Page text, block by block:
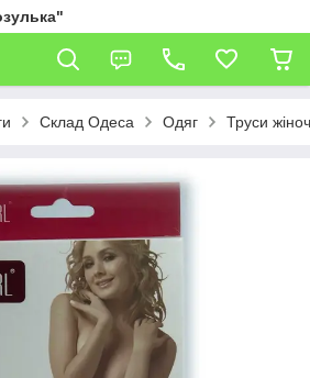
Склад Одеса Одяг Труси